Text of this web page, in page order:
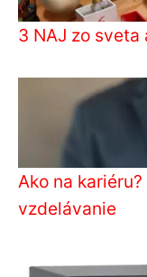
3 NAJ zo
Ako na
vzdelávanie